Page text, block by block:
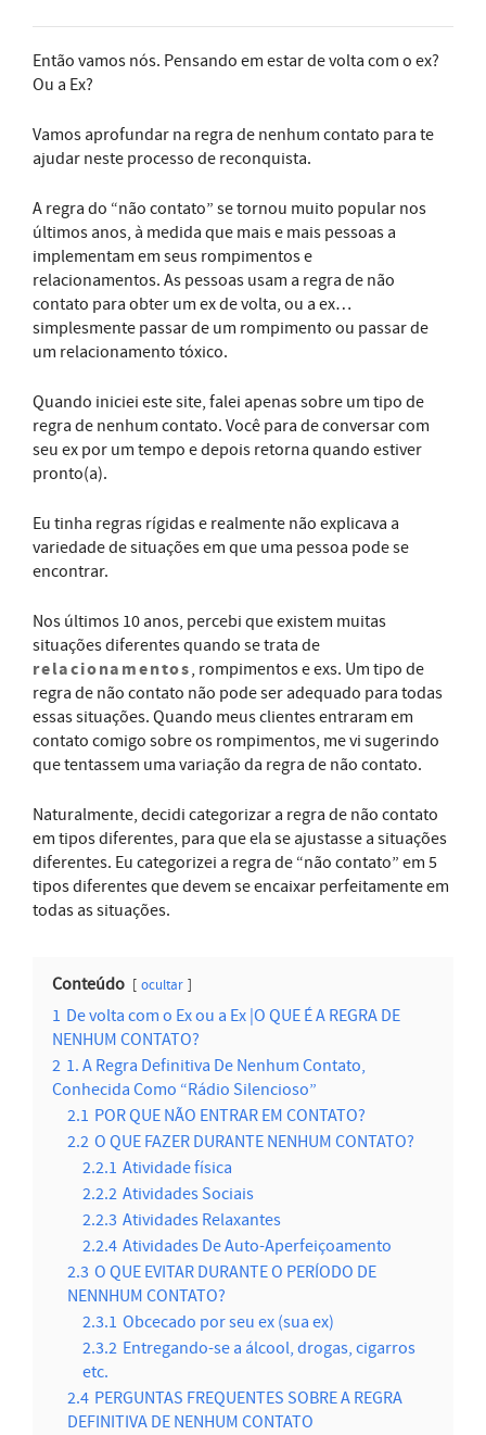
Então vamos nós. Pensando em estar de volta com o ex?
Ou a Ex?
Vamos aprofundar na regra de nenhum contato para te
ajudar neste processo de reconquista.
A regra do “não contato” se tornou muito popular nos
últimos anos, à medida que mais e mais pessoas a
implementam em seus rompimentos e
relacionamentos. As pessoas usam a regra de não
contato para obter um ex de volta, ou a ex…
simplesmente passar de um rompimento ou passar de
um relacionamento tóxico.
Quando iniciei este site, falei apenas sobre um tipo de
regra de nenhum contato. Você para de conversar com
seu ex por um tempo e depois retorna quando estiver
pronto(a).
Eu tinha regras rígidas e realmente não explicava a
variedade de situações em que uma pessoa pode se
encontrar.
Nos últimos 10 anos, percebi que existem muitas
situações diferentes quando se trata de
relacionamentos, rompimentos e exs. Um tipo de
regra de não contato não pode ser adequado para todas
essas situações. Quando meus clientes entraram em
contato comigo sobre os rompimentos, me vi sugerindo
que tentassem uma variação da regra de não contato.
Naturalmente, decidi categorizar a regra de não contato
em tipos diferentes, para que ela se ajustasse a situações
diferentes. Eu categorizei a regra de “não contato” em 5
tipos diferentes que devem se encaixar perfeitamente em
todas as situações.
Conteúdo ocultar
1 De volta com o Ex ou a Ex |O QUE É A REGRA DE
NENHUM CONTATO?
2 1. A Regra Definitiva De Nenhum Contato,
Conhecida Como “Rádio Silencioso”
2.1 POR QUE NÃO ENTRAR EM CONTATO?
2.2 O QUE FAZER DURANTE NENHUM CONTATO?
2.2.1 Atividade física
2.2.2 Atividades Sociais
2.2.3 Atividades Relaxantes
2.2.4 Atividades De Auto-Aperfeiçoamento
2.3 O QUE EVITAR DURANTE O PERÍODO DE
NENNHUM CONTATO?
2.3.1 Obcecado por seu ex (sua ex)
2.3.2 Entregando-se a álcool, drogas, cigarros
etc.
2.4 PERGUNTAS FREQUENTES SOBRE A REGRA
DEFINITIVA DE NENHUM CONTATO